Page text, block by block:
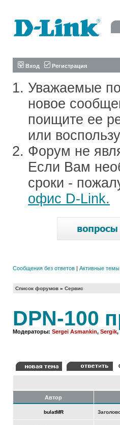
Вход Регистрация
Уважаемые
новое
поищите ее
или
Форум не
Если Вам
сроки -
офис D-Link.
Сообщения без ответов | Активные темы
Список форумов » Сервис
DPN-100
Модераторы: Sergei Asmankin, Sergik,
Автор
bulatMR